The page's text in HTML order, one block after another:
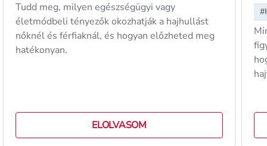
Tudd meg, milyen egészségügyi vagy
életmódbeli tényezők okozhatják a hajhullást
nőknél és férfiaknál, és hogyan előzheted meg
hatékonyan.
ELOLVASOM
#